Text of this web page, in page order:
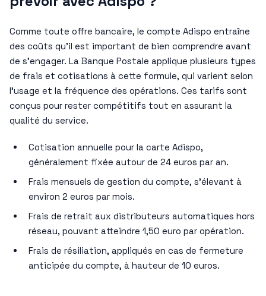
Comme toute offre bancaire, le compte Adispo entraîne
des coûts qu’il est important de bien comprendre avant
de s’engager. La Banque Postale applique plusieurs types
de frais et cotisations à cette formule, qui varient selon
l’usage et la fréquence des opérations. Ces tarifs sont
conçus pour rester compétitifs tout en assurant la
qualité du service.
Cotisation annuelle pour la carte Adispo,
généralement fixée autour de 24 euros par an.
Frais mensuels de gestion du compte, s’élevant à
environ 2 euros par mois.
Frais de retrait aux distributeurs automatiques hors
réseau, pouvant atteindre 1,50 euro par opération.
Frais de résiliation, appliqués en cas de fermeture
anticipée du compte, à hauteur de 10 euros.